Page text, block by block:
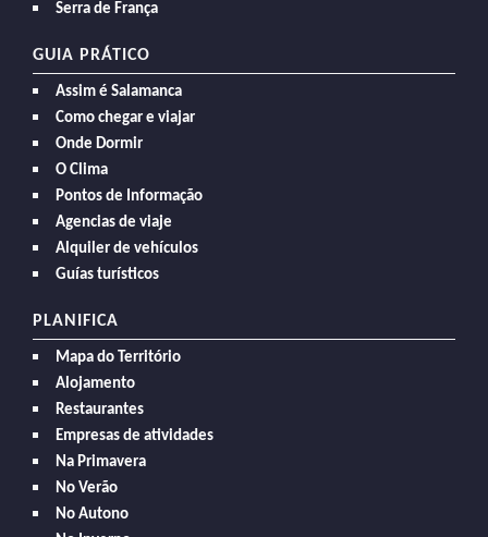
Serra de França
GUIA PRÁTICO
Assim é Salamanca
Como chegar e viajar
Onde Dormir
O Clima
Pontos de Informação
Agencias de viaje
Alquiler de vehículos
Guías turísticos
PLANIFICA
Mapa do Território
Alojamento
Restaurantes
Empresas de atividades
Na Primavera
No Verão
No Autono